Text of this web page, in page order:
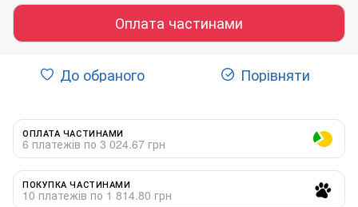
Оплата частинами
До обраного Порівняти
ОПЛАТА ЧАСТИНАМИ
6 платежів по 3 024.67 грн
ПОКУПКА ЧАСТИНАМИ
10 платежів по 1 814.80 грн